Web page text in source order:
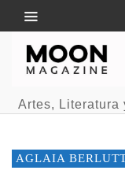
Artes, Literatura
AGLAIA